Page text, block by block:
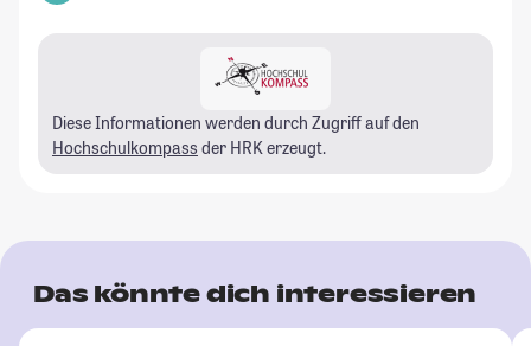
Diese Informationen werden durch Zugriff auf den
Hochschulkompass der HRK erzeugt.
Das könnte dich interessieren